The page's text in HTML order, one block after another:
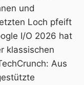
und
Loch pfeift
I/O 2026 hat
klassischen
: Aus